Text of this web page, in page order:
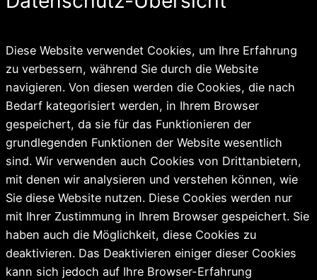
Diese Website verwendet Cookies, um Ihre Erfahrung
zu verbessern, während Sie durch die Website
navigieren. Von diesen werden die Cookies, die nach
Bedarf kategorisiert werden, in Ihrem Browser
gespeichert, da sie für das Funktionieren der
grundlegenden Funktionen der Website wesentlich
sind. Wir verwenden auch Cookies von Drittanbietern,
mit denen wir analysieren und verstehen können, wie
Sie diese Website nutzen. Diese Cookies werden nur
mit Ihrer Zustimmung in Ihrem Browser gespeichert. Sie
haben auch die Möglichkeit, diese Cookies zu
deaktivieren. Das Deaktivieren einiger dieser Cookies
kann sich jedoch auf Ihre Browser-Erfahrung